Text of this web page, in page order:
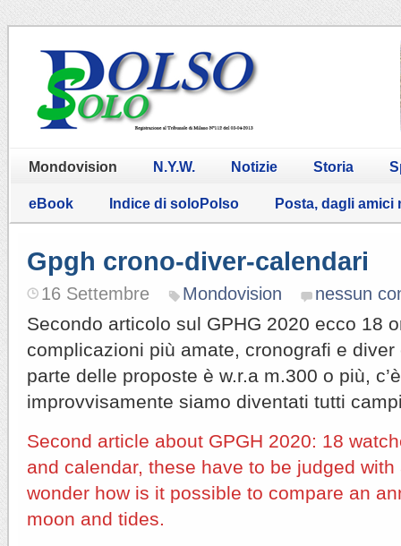
Mondovision N.Y.W. Notizie Storia
eBook Indice di soloPolso Posta, dagli amici
Gpgh crono-diver-calendari
16 Settembre Mondovision nessun
Secondo articolo sul GPHG 2020 ecco 18
complicazioni più amate, cronografi e
parte delle proposte è w.r.a m.300 o più,
improvvisamente siamo diventati tutti
Second article about GPGH 2020: 18
and calendar, these have to be judged
wonder how is it possible to compare an
moon and tides.